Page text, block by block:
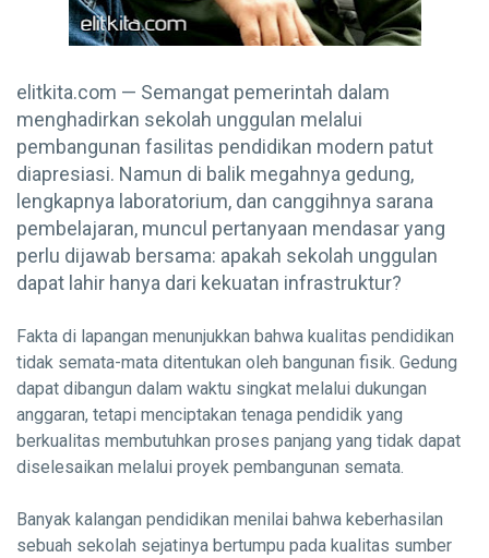
elitkita.com — Semangat pemerintah dalam
menghadirkan sekolah unggulan melalui
pembangunan fasilitas pendidikan modern patut
diapresiasi. Namun di balik megahnya gedung,
lengkapnya laboratorium, dan canggihnya sarana
pembelajaran, muncul pertanyaan mendasar yang
perlu dijawab bersama: apakah sekolah unggulan
dapat lahir hanya dari kekuatan infrastruktur?
Fakta di lapangan menunjukkan bahwa kualitas pendidikan
tidak semata-mata ditentukan oleh bangunan fisik. Gedung
dapat dibangun dalam waktu singkat melalui dukungan
anggaran, tetapi menciptakan tenaga pendidik yang
berkualitas membutuhkan proses panjang yang tidak dapat
diselesaikan melalui proyek pembangunan semata.
Banyak kalangan pendidikan menilai bahwa keberhasilan
sebuah sekolah sejatinya bertumpu pada kualitas sumber